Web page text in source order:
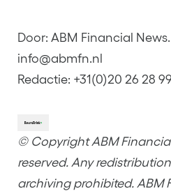
Door: ABM Financial News.
info@abmfn.nl
Redactie: +31(0)20 26 28
© Copyright ABM
reserved. Any
archiving prohibited. ABM